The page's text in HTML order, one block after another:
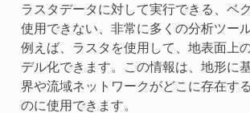
ラスタデータに対して実行できる、ベ
使用できない、非常に多くの分析ツー
例えば、ラスタを使用して、地表面上
デル化できます。この情報は、地形に
界や流域ネットワークがどこに存在す
のに使用できます。